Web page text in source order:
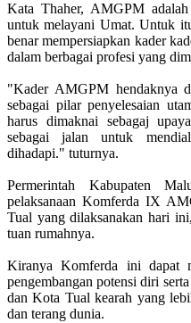
Kata Thaher, AMGPM
untuk melayani Umat. Untuk
benar mempersiapkan kader
dalam berbagai profesi yang
"Kader AMGPM hendaknya
sebagai pilar penyelesaian
harus dimaknai sebagaj
sebagai jalan untuk
dihadapi." tuturnya.
Permerintah Kabupaten
pelaksanaan Komferda IX
Tual yang dilaksanakan hari
tuan rumahnya.
Kiranya Komferda ini dapat
pengembangan potensi diri
dan Kota Tual kearah yang
dan terang dunia.